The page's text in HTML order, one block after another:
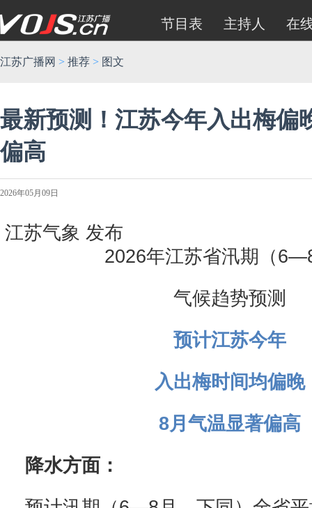
节目表 主持人 在
江苏广播网 > 推荐 > 图文
最新预测！江苏今年入出梅偏
偏高
2026年05月09日
江苏气象 发布
2026年江苏省汛期（
气候趋势预测
预计江苏今年
入出梅时间均偏晚
8月气温显著偏高
降水方面：